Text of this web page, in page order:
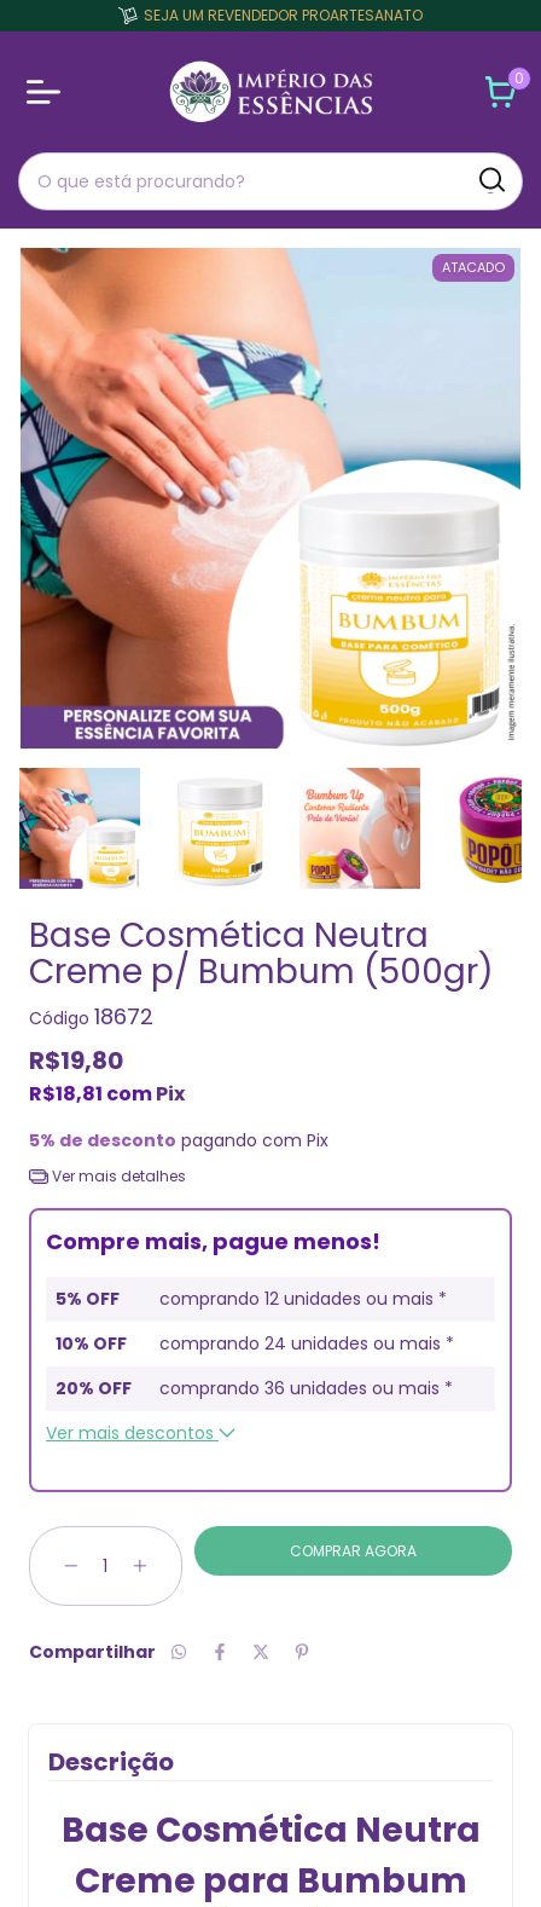
SEJA UM REVENDEDOR PROARTESANATO
0
ATACADO
Base Cosmética Neutra
Creme p/ Bumbum (500gr)
Código 18672
R$19,80
R$18,81 comPix
5% de desconto pagando com Pix
Ver mais detalhes
Compre mais, pague menos!
5% OFF
comprando 12 unidades ou mais *
10% OFF
comprando 24 unidades ou mais *
20% OFF
comprando 36 unidades ou mais *
Ver mais descontos
Compartilhar
Descrição
Base Cosmética Neutra
Creme para Bumbum